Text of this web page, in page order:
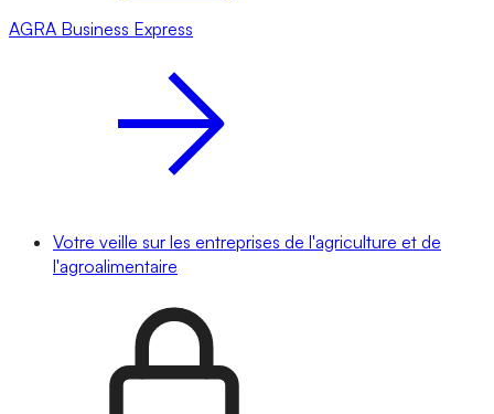
AGRA Business Express
Votre veille sur les entreprises de l'agriculture et de
l'agroalimentaire